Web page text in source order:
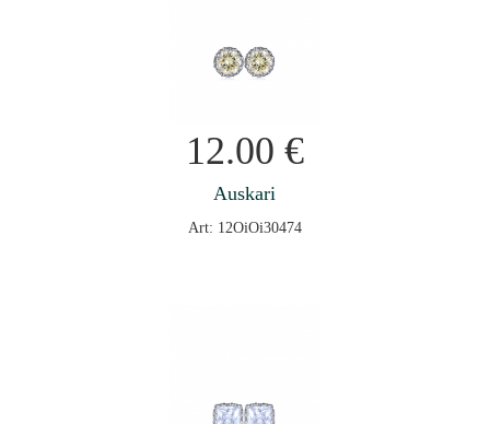
12.00 €
Auskari
Art: 12OiOi30474